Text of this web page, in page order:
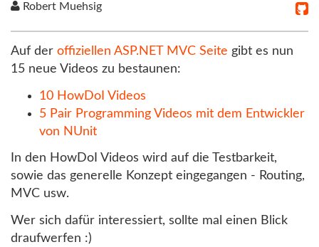
Robert Muehsig
Auf der offiziellen ASP.NET MVC Seite gibt es nun
15 neue Videos zu bestaunen:
10 HowDoI Videos
5 Pair Programming Videos mit dem Entwickler
von NUnit
In den HowDoI Videos wird auf die Testbarkeit,
sowie das generelle Konzept eingegangen - Routing,
MVC usw.
Wer sich dafür interessiert, sollte mal einen Blick
draufwerfen :)